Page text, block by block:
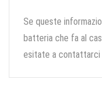
Se queste
batteria che fa al
esitate a contattarci